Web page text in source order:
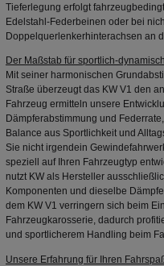
Tieferlegung erfolgt
Edelstahl-Federbeinen oder bei
Doppelquerlenkerhinterachsen an
Der Maßstab für sportlich-
Mit seiner harmonischen
Straße überzeugt das KW V1 den
Fahrzeug ermitteln unsere
Dämpferabstimmung und
Balance aus Sportlichkeit und
Sie nicht irgendein
speziell auf Ihren Fahrzeugtyp
nutzt KW als Hersteller
Komponenten und dieselbe
dem KW V1 verringern sich beim
Fahrzeugkarosserie, dadurch
und sportlicherem Handling beim
Unsere Erfahrung für Ihren